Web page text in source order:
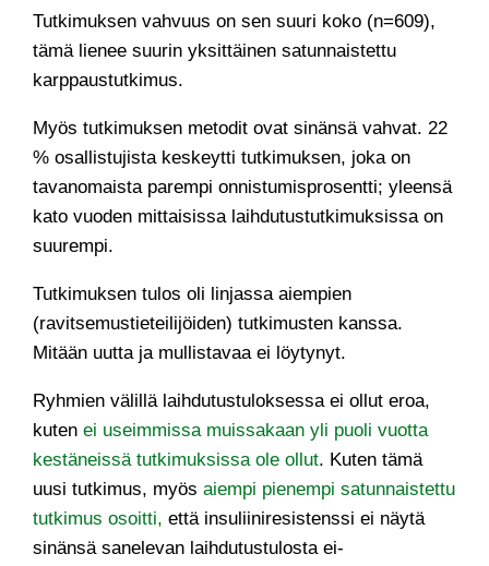
Tutkimuksen vahvuus on sen suuri koko (n=609),
tämä lienee suurin yksittäinen satunnaistettu
karppaustutkimus.
Myös tutkimuksen metodit ovat sinänsä vahvat. 22
% osallistujista keskeytti tutkimuksen, joka on
tavanomaista parempi onnistumisprosentti; yleensä
kato vuoden mittaisissa laihdutustutkimuksissa on
suurempi.
Tutkimuksen tulos oli linjassa aiempien
(ravitsemustieteilijöiden) tutkimusten kanssa.
Mitään uutta ja mullistavaa ei löytynyt.
Ryhmien välillä laihdutustuloksessa ei ollut eroa,
kuten ei useimmissa muissakaan yli puoli vuotta
kestäneissä tutkimuksissa ole ollut. Kuten tämä
uusi tutkimus, myös aiempi pienempi satunnaistettu
tutkimus osoitti, että insuliiniresistenssi ei näytä
sinänsä sanelevan laihdutustulosta ei-